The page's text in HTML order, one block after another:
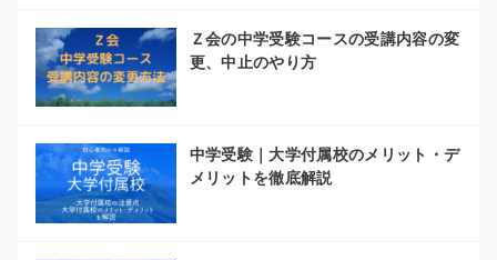
Ｚ会の中学受験コースの受講内容の変
更、中止のやり方
中学受験｜大学付属校のメリット・デ
メリットを徹底解説